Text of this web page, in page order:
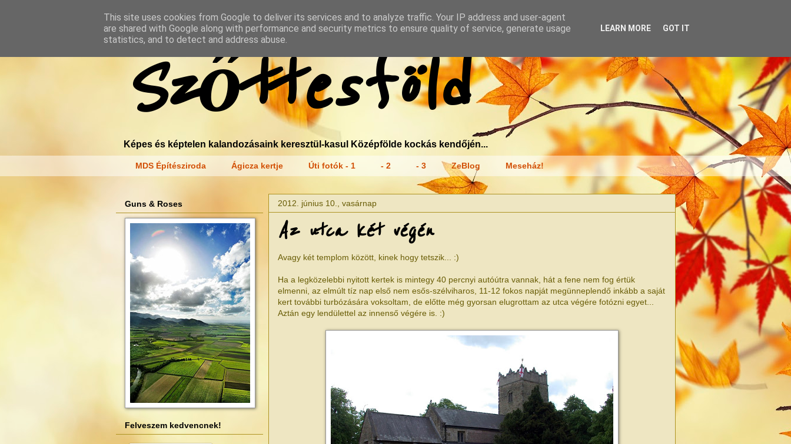
Szőttesföld
Képes és képtelen kalandozásaink keresztül-kasul Középfölde kockás kendőjén...
MDS Építésziroda Ágicza kertje Úti fotók - 1 - 2 - 3 ZeBlog Meseház!
2012. június 10., vasárnap
Az utca két végén
Avagy két templom között, kinek hogy tetszik... :)
Ha a legközelebbi nyitott kertek is mintegy 40 percnyi autóútra vannak, hát a fene nem fog értük
elmenni, az elmúlt tíz nap első nem esős-szélviharos, 11-12 fokos napját megünneplendő inkább a saját
kert további turbózására voksoltam, de előtte még gyorsan elugrottam az utca végére fotózni egyet...
Aztán egy lendülettel az innenső végére is. :)
Guns & Roses
Felveszem kedvencnek!
This site uses cookies from Google to deliver its services and to analyze traffic. Your IP address and user-agent
are shared with Google along with performance and security metrics to ensure quality of service, generate usage
statistics, and to detect and address abuse.
LEARN MORE GOT IT